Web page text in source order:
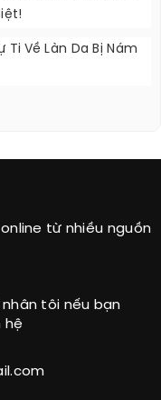
Ti Về Làn Da Bị Nám
từ nhiều nguồn
tôi nếu bạn
hệ